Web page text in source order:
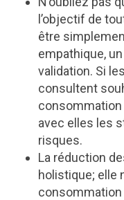
l’objectif de
être
empathique,
validation. Si
consultent
avec elles les
risques.
La réduction
holistique; elle
consommation